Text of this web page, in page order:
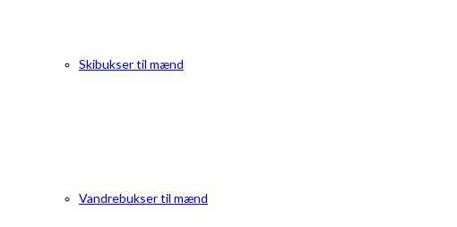
Skibukser til mænd
Vandrebukser til mænd